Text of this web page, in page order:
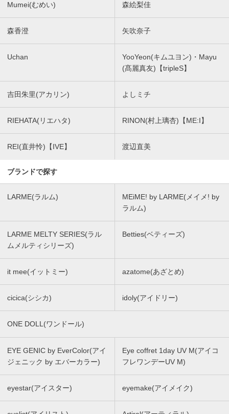
Mumei(むめい) 森絵梨佳
森香澄 矢吹奈子
Uchan
YooYeon(キムユヨン)・Mayu
(髙麗真友)【tripleS】
吉田朱里(アカリン) よしミチ
RIEHATA(リエハタ) RINON(村上璃杏)【ME:I】
REI(直井怜)【IVE】 渡辺直美
ブランドで探す
LARME(ラルム)
MEiME! by LARME(メイメ! by
ラルム)
LARME MELTY SERIES(ラル
ムメルティシリーズ)
Betties(ベティーズ)
it mee(イットミー) azatome(あざとめ)
cicica(シシカ) idoly(アイドリー)
ONE DOLL(ワンドール)
EYE GENIC by EverColor(アイ
ジェニック by エバーカラー)
Eye coffret 1day UV M(アイコ
フレワンデーUV M)
eyestar(アイスター) eyemake(アイメイク)